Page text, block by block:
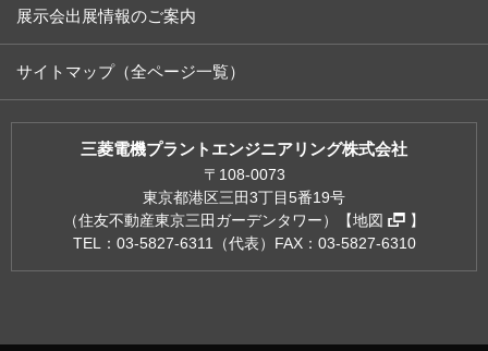
展示会出展情報のご案内
サイトマップ（全ページ一覧）
三菱電機プラントエンジニアリング株式会社
〒108-0073
東京都港区三田3丁目5番19号
（住友不動産東京三田ガーデンタワー）【地図
】
TEL：03-5827-6311（代表） FAX：03-5827-6310